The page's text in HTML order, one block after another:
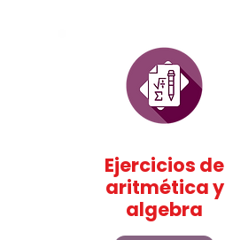
Ejercicios de
aritmética y
algebra